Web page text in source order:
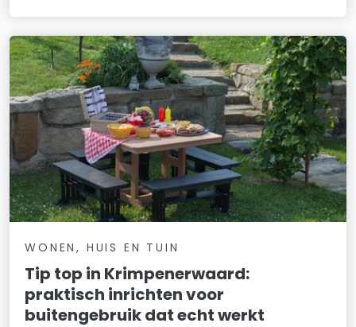
WONEN, HUIS EN TUIN
Tip top in Krimpenerwaard:
praktisch inrichten voor
buitengebruik dat echt werkt